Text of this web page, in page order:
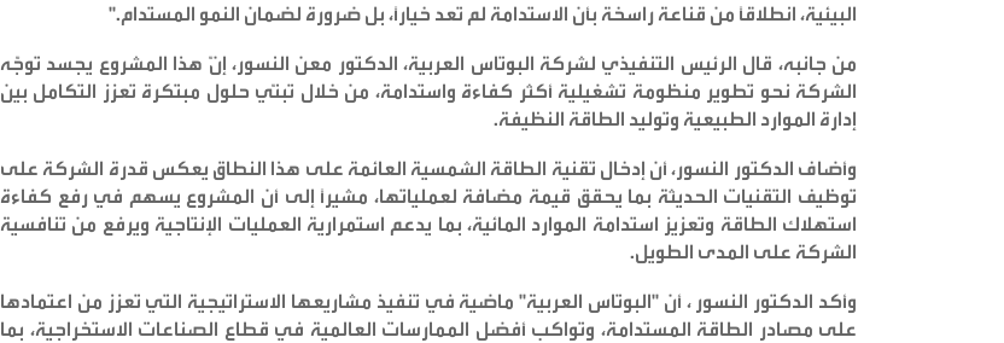
البيئية، انطلاقاً من قناعة راسخة بأن الاستدامة لم تعد خياراً، بل ضرورة لضمان النمو المستدام."
من جانبه، قال الرئيس التنفيذي لشركة البوتاس العربية، الدكتور معن النسور، إنّ هذا المشروع يجسد توجّه
الشركة نحو تطوير منظومة تشغيلية أكثر كفاءة واستدامة، من خلال تبنّي حلول مبتكرة تعزز التكامل بين
إدارة الموارد الطبيعية وتوليد الطاقة النظيفة.
وأضاف الدكتور النسور، أن إدخال تقنية الطاقة الشمسية العائمة على هذا النطاق يعكس قدرة الشركة على
توظيف التقنيات الحديثة بما يحقق قيمة مضافة لعملياتها، مشيراً إلى أن المشروع يسهم في رفع كفاءة
استهلاك الطاقة وتعزيز استدامة الموارد المائية، بما يدعم استمرارية العمليات الإنتاجية ويرفع من تنافسية
الشركة على المدى الطويل.
وأكد الدكتور النسور ، أن "البوتاس العربية" ماضية في تنفيذ مشاريعها الاستراتيجية التي تعزز من اعتمادها
على مصادر الطاقة المستدامة، وتواكب أفضل الممارسات العالمية في قطاع الصناعات الاستخراجية، بما